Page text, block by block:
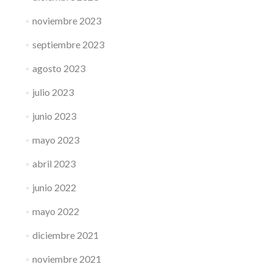
noviembre 2023
septiembre 2023
agosto 2023
julio 2023
junio 2023
mayo 2023
abril 2023
junio 2022
mayo 2022
diciembre 2021
noviembre 2021